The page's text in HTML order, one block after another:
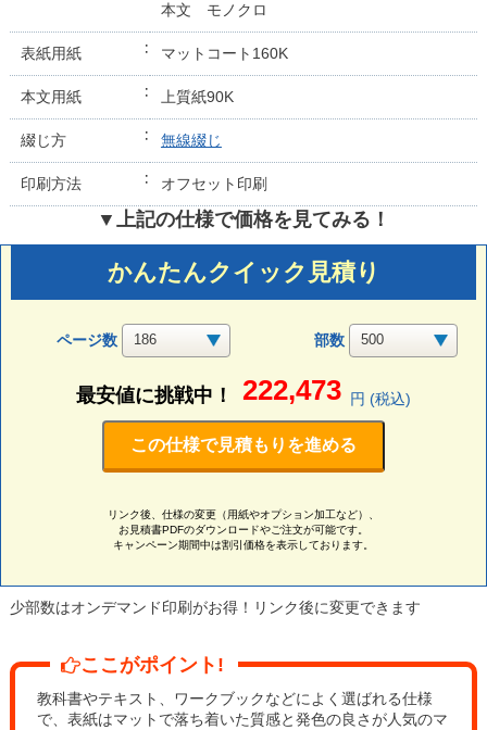
本文 モノクロ
表紙用紙 マットコート160K
本文用紙 上質紙90K
綴じ方 無線綴じ
印刷方法 オフセット印刷
▼上記の仕様で価格を見てみる！
かんたんクイック見積り
ページ数 部数
最安値に挑戦中！ 222,473 円 (税込)
この仕様で見積もりを進める
リンク後、仕様の変更（用紙やオプション加工など）、
お見積書PDFのダウンロードやご注文が可能です。
キャンペーン期間中は割引価格を表示しております。
少部数はオンデマンド印刷がお得！リンク後に変更できます
ここがポイント!
教科書やテキスト、ワークブックなどによく選ばれる仕様
で、表紙はマットで落ち着いた質感と発色の良さが人気のマ